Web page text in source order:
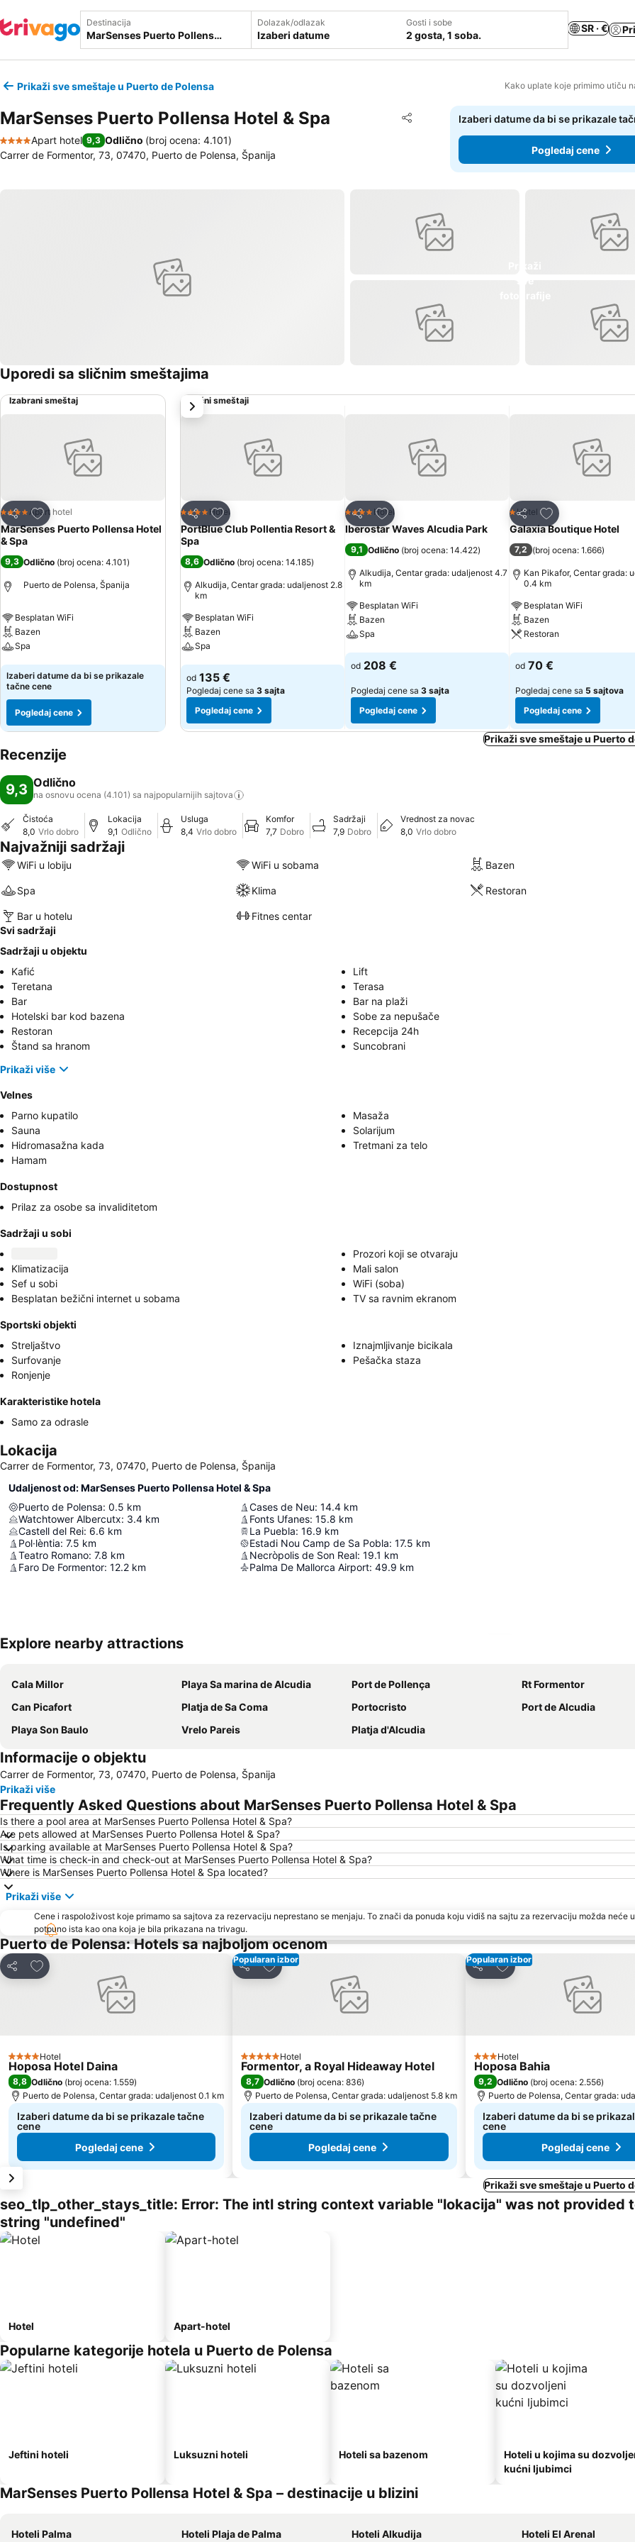
Destinacija Dolazak/odlazak
Izaberi datume
Gosti i sobe
2 gosta, 1 soba.
SR · €
Prikaži sve smeštaje u Puerto de Polensa Kako uplate koje primimo utiču
MarSenses Puerto Pollensa Hotel & Spa Deli
Dodati u favorite
4 Zvezdice
Apart hotel 9,3 Odlično (broj ocena: 4.101)
Carrer de Formentor, 73, 07470, Puerto de Polensa, Španija
Izaberi datume da bi se prikazale
Pogledaj cene
Uporedi sa sličnim smeštajima
Izabrani smeštaj
Deli
Dodati u favorite
4 ZvezdiceApart hotel
MarSenses Puerto Pollensa Hotel
& Spa
9,3 Odlično (broj ocena: 4.101)
Puerto de Polensa, Španija
Besplatan WiFi
Bazen
Spa
Pogledaj cene
Izaberi datume da bi se prikazale
tačne cene
Pogledaj cene
Slični smeštaji
Deli
Dodati u favorite
4 Zvezdice
Hotel
PortBlue Club Pollentia Resort &
Spa
8,6 Odlično (broj ocena: 14.185)
Alkudija, Centar grada: udaljenost 2.8
km
Besplatan WiFi
Bazen
Spa
Pogledaj cene
od 135 €
Pogledaj cene sa 3 sajta
Pogledaj cene
Deli
Dodati u favorite
4 Zvezdice
Hotel
Iberostar Waves Alcudia Park
9,1 Odlično (broj ocena: 14.422)
Alkudija, Centar grada: udaljenost 4.7
km
Besplatan WiFi
Bazen
Spa
Pogledaj cene
od 208 €
Pogledaj cene sa 3 sajta
Pogledaj cene
Deli
Dodati u favorite
1 Zvezdice
Hotel
Galaxia Boutique Hotel
7,2 (broj ocena: 1.666)
Kan Pikafor, Centar grada:
0.4 km
Besplatan WiFi
Bazen
Restoran
Pogledaj cene
od 70 €
Pogledaj cene sa 5 sajtova
Pogledaj cene
sledeće
Prikaži sve smeštaje u Puerto
Recenzije
9,3 Odlično
na osnovu ocena (4.101) sa najpopularnijih sajtova
Čistoća
8,0 Vrlo dobro
Lokacija
9,1 Odlično
Usluga
8,4 Vrlo dobro
Komfor
7,7 Dobro
Sadržaji
7,9 Dobro
Vrednost za novac
8,0 Vrlo dobro
Najvažniji sadržaji
WiFi u lobiju WiFi u sobama Bazen
Spa Klima Restoran
Bar u hotelu
Fitnes centar
Svi sadržaji
Sadržaji u objektu
Kafić
Lift
Teretana
Terasa
Bar
Bar na plaži
Hotelski bar kod bazena
Sobe za nepušače
Restoran
Recepcija 24h
Štand sa hranom
Suncobrani
Prikaži više
Velnes
Parno kupatilo
Masaža
Sauna
Solarijum
Hidromasažna kada
Tretmani za telo
Hamam
Dostupnost
Prilaz za osobe sa invaliditetom
Sadržaji u sobi
Prozori koji se otvaraju
Klimatizacija
Mali salon
Sef u sobi
WiFi (soba)
Besplatan bežični internet u sobama
TV sa ravnim ekranom
Sportski objekti
Streljaštvo
Iznajmljivanje bicikala
Surfovanje
Pešačka staza
Ronjenje
Karakteristike hotela
Samo za odrasle
Lokacija
Carrer de Formentor, 73, 07470, Puerto de Polensa, Španija
Udaljenost od: MarSenses Puerto Pollensa Hotel & Spa
Puerto de Polensa: 0.5 km
Watchtower Albercutx: 3.4 km
Castell del Rei: 6.6 km
Pol·lèntia: 7.5 km
Teatro Romano: 7.8 km
Faro De Formentor: 12.2 km
Cases de Neu: 14.4 km
Fonts Ufanes: 15.8 km
La Puebla: 16.9 km
Estadi Nou Camp de Sa Pobla: 17.5 km
Necròpolis de Son Real: 19.1 km
Palma De Mallorca Airport: 49.9 km
Explore nearby attractions
Cala Millor Playa Sa marina de Alcudia Port de Pollença
Rt Formentor
Can Picafort
Platja de Sa Coma Portocristo
Port de Alcudia
Playa Son Baulo
Vrelo Pareis Platja d'Alcudia
Informacije o objektu
Carrer de Formentor, 73, 07470, Puerto de Polensa, Španija
Prikaži više
Frequently Asked Questions about MarSenses Puerto Pollensa Hotel & Spa
Is there a pool area at MarSenses Puerto Pollensa Hotel & Spa?
Are pets allowed at MarSenses Puerto Pollensa Hotel & Spa?
Is parking available at MarSenses Puerto Pollensa Hotel & Spa?
What time is check-in and check-out at MarSenses Puerto Pollensa Hotel & Spa?
Where is MarSenses Puerto Pollensa Hotel & Spa located?
Prikaži više
Cene i raspoloživost koje primamo sa sajtova za rezervaciju neprestano se menjaju. To znači da ponuda koju vidiš na sajtu za rezervaciju možda neće
potpuno ista kao ona koja je bila prikazana na trivagu.
Puerto de Polensa: Hotels sa najboljom ocenom
Deli
Dodati u favorite
4 Zvezdice
Hotel
Hoposa Hotel Daina
8,8 Odlično (broj ocena: 1.559)
Puerto de Polensa, Centar grada: udaljenost 0.1 km
Izaberi datume da bi se prikazale tačne
cene
Pogledaj cene
Popularan izbor
Deli
Dodati u favorite
5 Zvezdice
Hotel
Formentor, a Royal Hideaway Hotel
8,7 Odlično (broj ocena: 836)
Puerto de Polensa, Centar grada: udaljenost 5.8 km
Izaberi datume da bi se prikazale tačne
cene
Pogledaj cene
Popularan izbor
Deli
Dodati u favorite
3 Zvezdice
Hotel
Hoposa Bahia
9,2 Odlično (broj ocena: 2.556)
Puerto de Polensa, Centar grada:
Izaberi datume da bi se
cene
Pogledaj cene
Prikaži sve smeštaje u Puerto
seo_tlp_other_stays_title: Error: The intl string context variable "lokacija" was not provided
string "undefined"
Hotel Apart-hotel
Popularne kategorije hotela u Puerto de Polensa
Jeftini hoteli Luksuzni hoteli Hoteli sa bazenom
Hoteli u kojima su
kućni ljubimci
MarSenses Puerto Pollensa Hotel & Spa – destinacije u blizini
Hoteli Palma Hoteli Plaja de Palma Hoteli Alkudija Hoteli El Arenal